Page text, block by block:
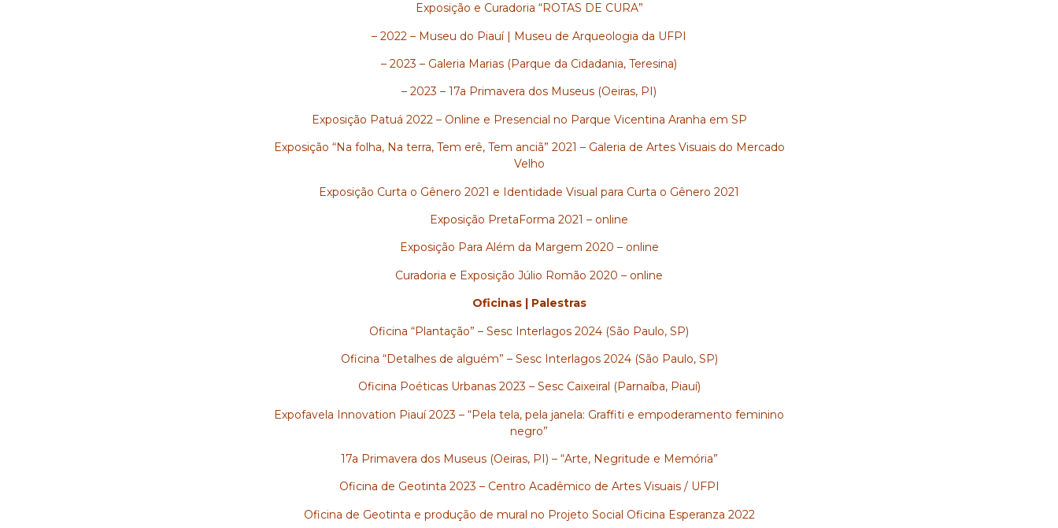
Exposição e Curadoria “ROTAS DE CURA”
– 2022 – Museu do Piauí | Museu de Arqueologia da UFPI
– 2023 – Galeria Marias (Parque da Cidadania, Teresina)
– 2023 – 17a Primavera dos Museus (Oeiras, PI)
Exposição Patuá 2022 – Online e Presencial no Parque Vicentina Aranha em SP
Exposição “Na folha, Na terra, Tem erê, Tem anciã” 2021 – Galeria de Artes Visuais do Mercado
Velho
Exposição Curta o Gênero 2021 e Identidade Visual para Curta o Gênero 2021
Exposição PretaForma 2021 – online
Exposição Para Além da Margem 2020 – online
Curadoria e Exposição Júlio Romão 2020 – online
Oficinas | Palestras
Oficina “Plantação” – Sesc Interlagos 2024 (São Paulo, SP)
Oficina “Detalhes de alguém” – Sesc Interlagos 2024 (São Paulo, SP)
Oficina Poéticas Urbanas 2023 – Sesc Caixeiral (Parnaíba, Piauí)
Expofavela Innovation Piauí 2023 – “Pela tela, pela janela: Graffiti e empoderamento feminino
negro”
17a Primavera dos Museus (Oeiras, PI) – “Arte, Negritude e Memória”
Oficina de Geotinta 2023 – Centro Acadêmico de Artes Visuais / UFPI
Oficina de Geotinta e produção de mural no Projeto Social Oficina Esperanza 2022